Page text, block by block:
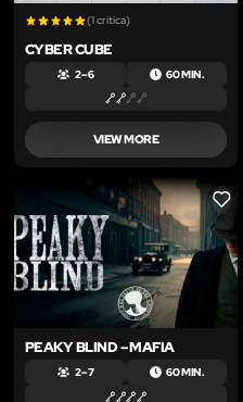
(1 crítica)
CYBER CUBE
2 – 6 60 MIN.
VIEW MORE
LIKE
PEAKY BLIND – MAFIA
2 – 7 60 MIN.